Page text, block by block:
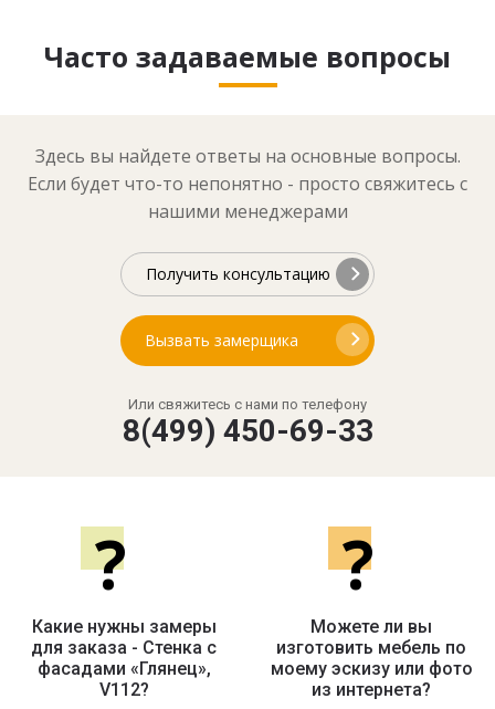
Часто задаваемые вопросы
Здесь вы найдете ответы на основные вопросы.
Если будет что-то непонятно - просто свяжитесь с
нашими менеджерами
Получить консультацию
Вызвать замерщика
Или свяжитесь с нами по телефону
8(499) 450-69-33
?
Какие нужны замеры
для заказа - Стенка с
фасадами «Глянец»,
V112?
?
Можете ли вы
изготовить мебель по
моему эскизу или фото
из интернета?